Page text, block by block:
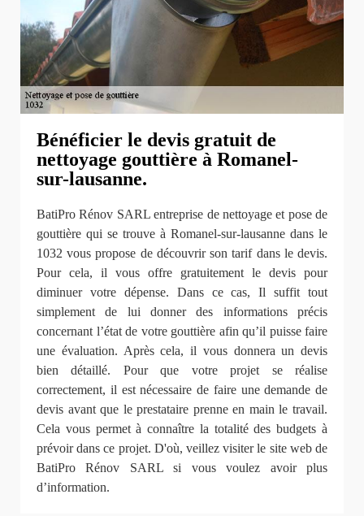
Bénéficier le devis gratuit de
nettoyage gouttière à Romanel-
sur-lausanne.
BatiPro Rénov SARL entreprise de nettoyage et pose de
gouttière qui se trouve à Romanel-sur-lausanne dans le
1032 vous propose de découvrir son tarif dans le devis.
Pour cela, il vous offre gratuitement le devis pour
diminuer votre dépense. Dans ce cas, Il suffit tout
simplement de lui donner des informations précis
concernant l’état de votre gouttière afin qu’il puisse faire
une évaluation. Après cela, il vous donnera un devis
bien détaillé. Pour que votre projet se réalise
correctement, il est nécessaire de faire une demande de
devis avant que le prestataire prenne en main le travail.
Cela vous permet à connaître la totalité des budgets à
prévoir dans ce projet. D'où, veillez visiter le site web de
BatiPro Rénov SARL si vous voulez avoir plus
d’information.